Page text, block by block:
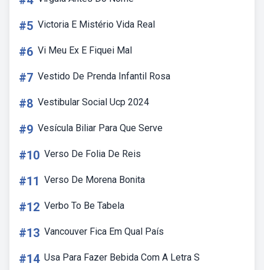
#5 Victoria E Mistério Vida Real
#6 Vi Meu Ex E Fiquei Mal
#7 Vestido De Prenda Infantil Rosa
#8 Vestibular Social Ucp 2024
#9 Vesícula Biliar Para Que Serve
#10 Verso De Folia De Reis
#11 Verso De Morena Bonita
#12 Verbo To Be Tabela
#13 Vancouver Fica Em Qual País
#14 Usa Para Fazer Bebida Com A Letra S